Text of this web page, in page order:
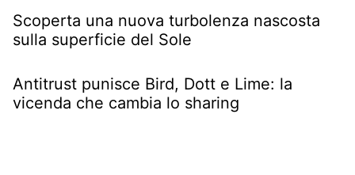
Scoperta una nuova turbolenza nascosta
sulla superficie del Sole
Antitrust punisce Bird, Dott e Lime: la
vicenda che cambia lo sharing